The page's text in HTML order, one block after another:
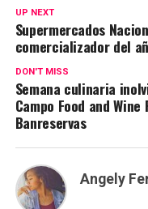
UP NEXT
Supermercados
comercializador del
DON'T MISS
Semana culinaria
Campo Food and
Banreservas
Angely